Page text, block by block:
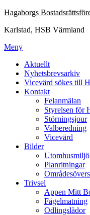
Hoppa
innehåll
Hagaborgs
Karlstad, HSB Värmland
Meny
Aktuellt
Nyhetsbrevsarkiv
Vicevärd sökes till
Kontakt
Felanmälan
Styrelsen för
Störningsjour
Valberedning
Vicevärd
Bilder
Utomhusmiljö
Planritningar
Trivsel
Appen Mitt
Fågelmatning
Odlingslådor